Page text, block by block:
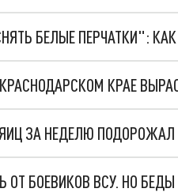
БЕЛЫЕ ПЕРЧАТКИ": КАК
КРАЕ
ЗА НЕДЕЛЮ ПОДОРОЖАЛ
ОТ БОЕВИКОВ ВСУ. НО